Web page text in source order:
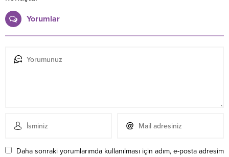
Yorumlar
Daha sonraki yorumlarımda kullanılması için adım, e-posta adresim